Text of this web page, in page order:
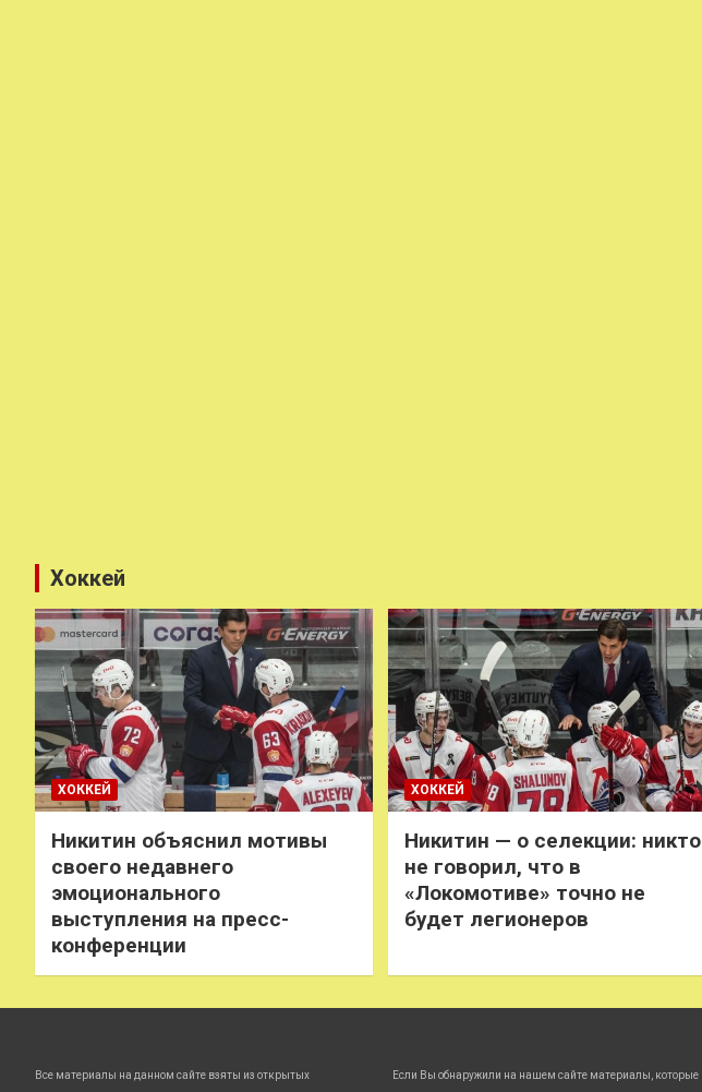
Хоккей
ХОККЕЙ
Никитин объяснил мотивы
своего недавнего
эмоционального
выступления на пресс-
конференции
ХОККЕЙ
Никитин — о селекции: никто
не говорил, что в
«Локомотиве» точно не
будет легионеров
Все материалы на данном сайте взяты из открытых
Если Вы обнаружили на нашем сайте материалы, которые